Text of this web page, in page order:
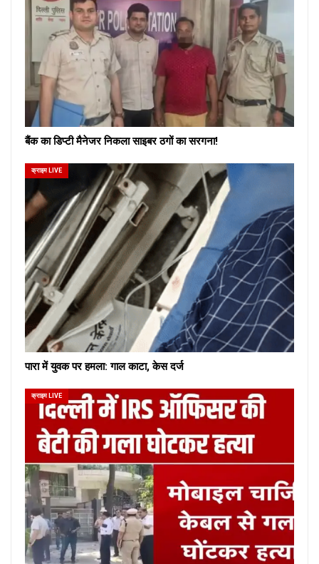
बैंक का डिप्टी मैनेजर निकला साइबर ठगों का सरगना!
क्राइम LIVE
पारा में युवक पर हमला: गाल काटा, केस दर्ज
क्राइम LIVE